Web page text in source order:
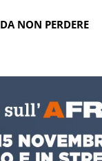
DA NON PERDERE